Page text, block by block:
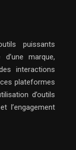
puissants
marque,
interactions
plateformes
d’outils
l’engagement